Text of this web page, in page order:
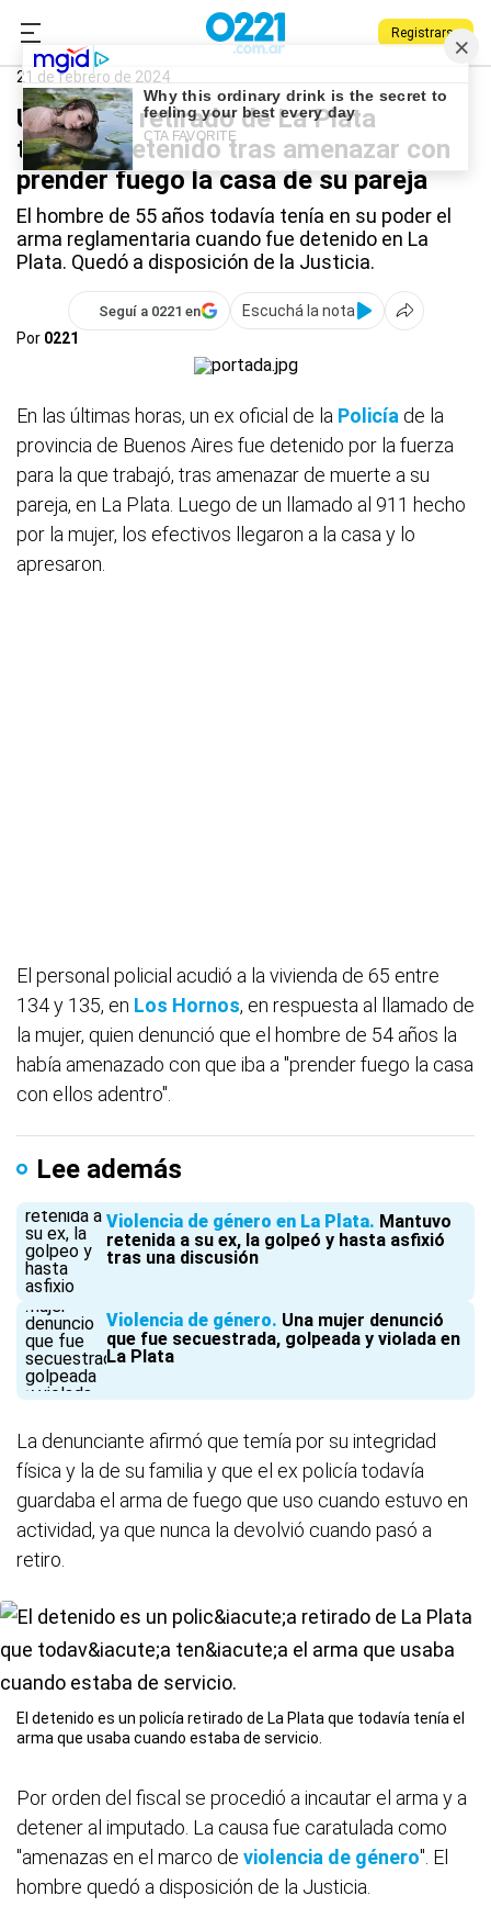
Registrarse
0221.com.ar
La Plata
21 de febrero de 2024
Un policía retirado de La Plata
terminó detenido tras amenazar con
prender fuego la casa de su pareja
El hombre de 55 años todavía tenía en su poder el
arma reglamentaria cuando fue detenido en La
Plata. Quedó a disposición de la Justicia.
Seguí a 0221 en
Escuchá la nota
Por 0221
En las últimas horas, un ex oficial de la Policía de la
provincia de Buenos Aires fue detenido por la fuerza
para la que trabajó, tras amenazar de muerte a su
pareja, en La Plata. Luego de un llamado al 911 hecho
por la mujer, los efectivos llegaron a la casa y lo
apresaron.
El personal policial acudió a la vivienda de 65 entre
134 y 135, en Los Hornos, en respuesta al llamado de
la mujer, quien denunció que el hombre de 54 años la
había amenazado con que iba a "prender fuego la casa
con ellos adentro".
Lee además
Violencia de género en La Plata Mantuvo
retenida a su ex, la golpeó y hasta asfixió
tras una discusión
Violencia de género Una mujer denunció
que fue secuestrada, golpeada y violada en
La Plata
La denunciante afirmó que temía por su integridad
física y la de su familia y que el ex policía todavía
guardaba el arma de fuego que uso cuando estuvo en
actividad, ya que nunca la devolvió cuando pasó a
retiro.
El detenido es un policía retirado de La Plata que todavía tenía el
arma que usaba cuando estaba de servicio.
Por orden del fiscal se procedió a incautar el arma y a
detener al imputado. La causa fue caratulada como
"amenazas en el marco de violencia de género". El
hombre quedó a disposición de la Justicia.